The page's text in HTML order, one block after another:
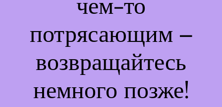
потрясающим –
возвращайтесь
немного позже!